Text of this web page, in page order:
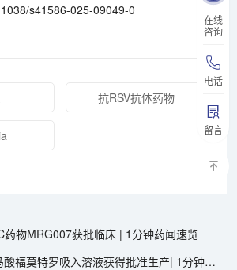
在线
咨询
电话
留言
s41586-025-09049-0
抗RSV抗体药物
药物MRG007获批临床 | 1分钟药闻速览
福莫特罗吸入溶液获得批准生产| 1分钟药闻速览